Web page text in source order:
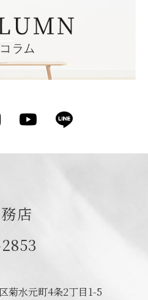
Instagram
YouTube
店
菊水元町4条2丁目1-5